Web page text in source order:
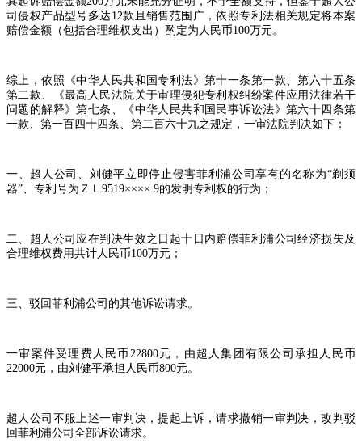
司侵权产品型号多达12款且销售范围广，依照专利法相关规定将本案
赔偿金额（包括合理维权支出）酌定为人民币100万元。
综上，依照《中华人民共和国专利法》第十一条第一款、第六十五条
第二款、《最高人民法院关于审理侵犯专利权纠纷案件应用法律若干
问题的解释》第七条、《中华人民共和国民事诉讼法》第六十四条第
一款、第一百四十四条、第二百六十九之规定，一审法院判决如下：
一、超人公司、刘健平立即停止侵害菲利浦公司享有的名称为“剃须
器” 、专利号为ＺＬ 9519××××.9的发明专利权的行为；
二、超人公司应在判决生效之日起十日内赔偿菲利浦公司经济损失及
合理维权费用共计人民币100万元；
三、驳回菲利浦公司的其他诉讼请求。
一审案件受理费人民币 22800元，由超人集团有限公司承担人民币
22000元，由刘健平承担人民币800元。
超人公司不服上述一审判决，提起上诉，请求撤销一审判决，改判驳
回菲利浦公司全部诉讼请求。